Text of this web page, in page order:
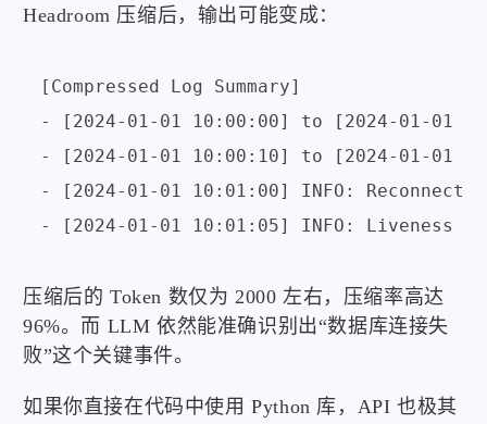
Headroom 压缩后，输出可能变成：
[Compressed Log Summary]
- [2024-01-01 10:00:00] to [2024-01-01
- [2024-01-01 10:00:10] to [2024-01-01
- [2024-01-01 10:01:00] INFO:
压缩后的 Token 数仅为 2000 左右，压缩率高达
96%。而 LLM 依然能准确识别出“数据库连接失
败”这个关键事件。
如果你直接在代码中使用 Python 库，API 也极其